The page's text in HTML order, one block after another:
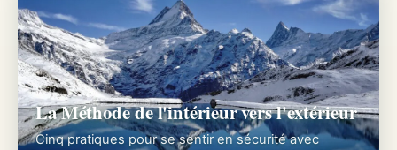
La Méthode de l'intérieur vers l'extérieur
Cinq pratiques pour se sentir en sécurité avec